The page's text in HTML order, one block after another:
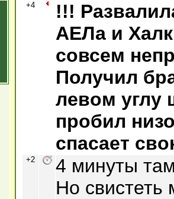
+4
!!!
АЕЛа и
совсем
Получил
левом углу
пробил
спасает
+2
4 минуты
Но свистеть